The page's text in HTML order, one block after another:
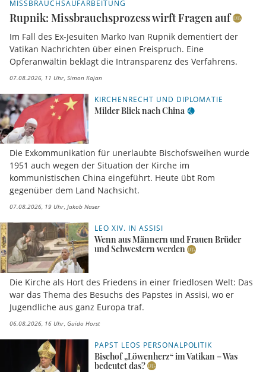
MISSBRAUCHSAUFARBEITUNG
Rupnik: Missbrauchsprozess wirft Fragen auf
Im Fall des Ex-Jesuiten Marko Ivan Rupnik dementiert der
Vatikan Nachrichten über einen Freispruch. Eine
Opferanwältin beklagt die Intransparenz des Verfahrens.
07.08.2026, 11 Uhr Simon Kajan
KIRCHENRECHT UND DIPLOMATIE
Milder Blick nach China
Die Exkommunikation für unerlaubte Bischofsweihen wurde
1951 auch wegen der Situation der Kirche im
kommunistischen China eingeführt. Heute übt Rom
gegenüber dem Land Nachsicht.
07.08.2026, 19 Uhr Jakob Naser
LEO XIV. IN ASSISI
Wenn aus Männern und Frauen Brüder
und Schwestern werden
Die Kirche als Hort des Friedens in einer friedlosen Welt: Das
war das Thema des Besuchs des Papstes in Assisi, wo er
Jugendliche aus ganz Europa traf.
06.08.2026, 16 Uhr Guido Horst
PAPST LEOS PERSONALPOLITIK
Bischof „Löwenherz“ im Vatikan – Was
bedeutet das?